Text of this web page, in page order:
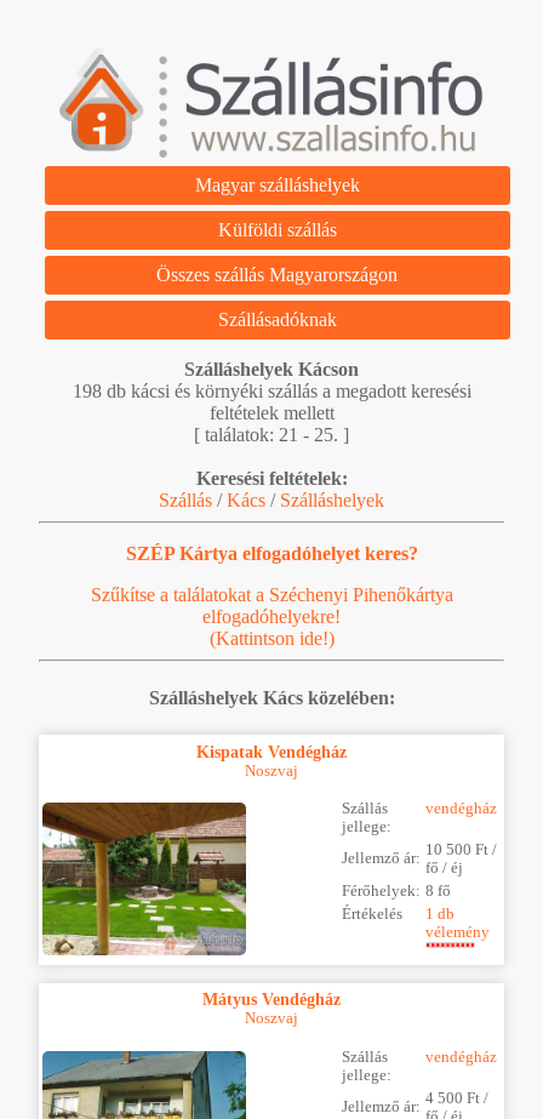
Magyar szálláshelyek
Külföldi szállás
Összes szállás Magyarországon
Szállásadóknak
Szálláshelyek Kácson
198 db kácsi és környéki szállás a megadott keresési
feltételek mellett
[ találatok: 21 - 25. ]
Keresési feltételek:
Szállás /Kács / Szálláshelyek
SZÉP Kártya elfogadóhelyet keres?
Szűkítse a találatokat a Széchenyi Pihenőkártya
elfogadóhelyekre!
(Kattintson ide!)
Szálláshelyek Kács közelében:
Kispatak Vendégház
Noszvaj
Szállás
jellege:
vendégház
Jellemző ár: 10 500 Ft /
fő / éj
Férőhelyek: 8 fő
Értékelés
1 db
vélemény
Mátyus Vendégház
Noszvaj
Szállás
jellege:
vendégház
Jellemző ár: 4 500 Ft /